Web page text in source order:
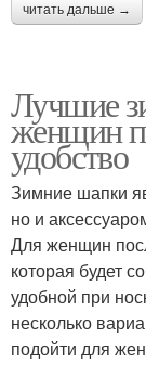
читать дальше →
Лучшие
женщин
удобство
Зимние шапки
но и
Для женщин
которая будет
удобной при
несколько
подойти для